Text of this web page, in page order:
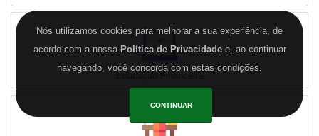
Nós utilizamos cookies para melhorar a sua experiência, de
acordo com a nossa Política de Privacidadee, ao continuar
navegando, você concorda com estas condições.
CONTINUAR